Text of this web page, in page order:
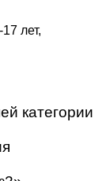
лет,
категории